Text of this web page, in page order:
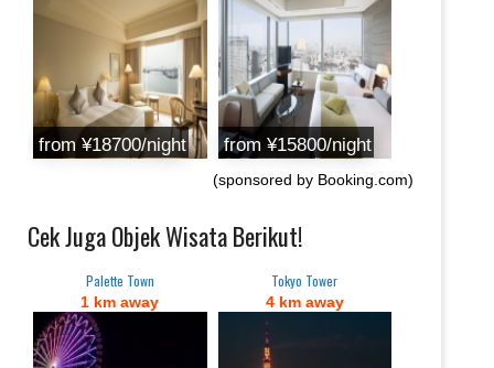
from ¥18700/night from ¥15800/night
(sponsored by Booking.com)
Cek Juga Objek Wisata Berikut!
Palette Town
1 km away
Tokyo Tower
4 km away